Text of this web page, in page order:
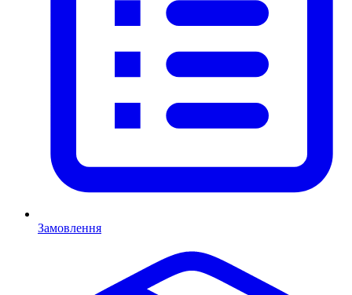
Замовлення